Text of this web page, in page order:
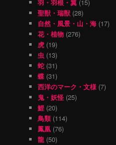
羽・羽根・翼 (15)
聖獣・瑞獣 (28)
自然・風景・山・海 (17)
花・植物 (276)
虎 (19)
虫 (13)
蛇 (31)
蝶 (31)
西洋のマーク・文様 (7)
鬼・妖怪 (25)
鯉 (20)
鳥類(114)
鳳凰 (76)
龍 (50)